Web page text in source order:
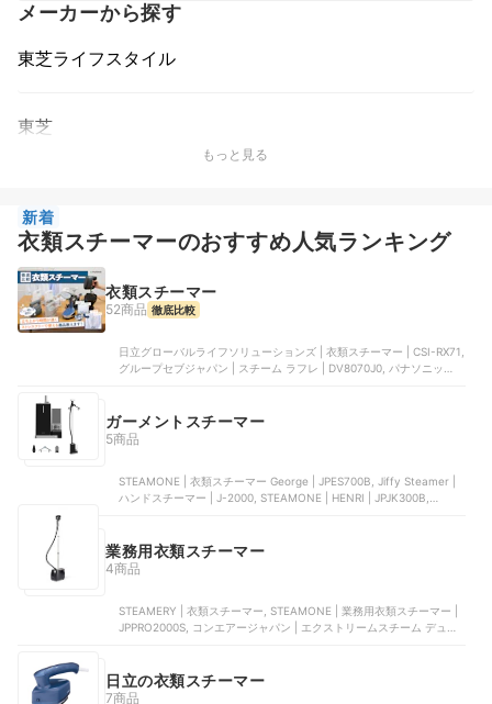
メーカーから探す
東芝ライフスタイル
東芝
もっと見る
新着
衣類スチーマーのおすすめ人気ランキング
衣類スチーマー
52商品 徹底比較
日立グローバルライフソリューションズ | 衣類スチーマー | CSI-RX71,
グループセブジャパン | スチーム ラフレ | DV8070J0, パナソニック |
ガーメントスチーマー
5商品
STEAMONE | 衣類スチーマー George | JPES700B, Jiffy Steamer |
ハンドスチーマー | J-2000, STEAMONE | HENRI | JPJK300B,
業務用衣類スチーマー
4商品
STEAMERY | 衣類スチーマー, STEAMONE | 業務用衣類スチーマー |
JPPRO2000S, コンエアージャパン | エクストリームスチーム デュア
日立の衣類スチーマー
7商品